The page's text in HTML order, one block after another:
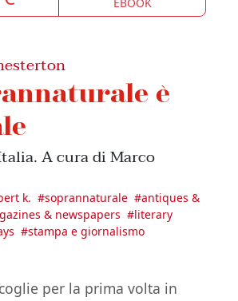
è
A cura di Marco
k. #soprannaturale #antiques &
& newspapers #literary
#stampa e giornalismo
per la prima volta in